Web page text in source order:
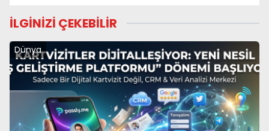
İLGİNİZİ ÇEKEBİLİR
Dünya